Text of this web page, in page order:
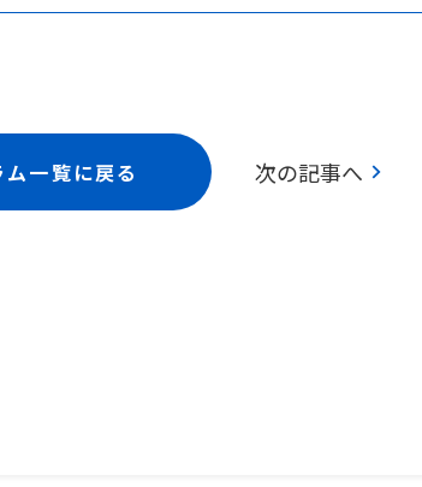
ム一覧に戻る 次の記事へ chevron_right